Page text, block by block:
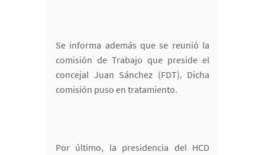
Se informa además que se reunió la
comisión de Trabajo que preside el
concejal Juan Sánchez (FDT). Dicha
comisión puso en tratamiento.
Por último, la presidencia del HCD